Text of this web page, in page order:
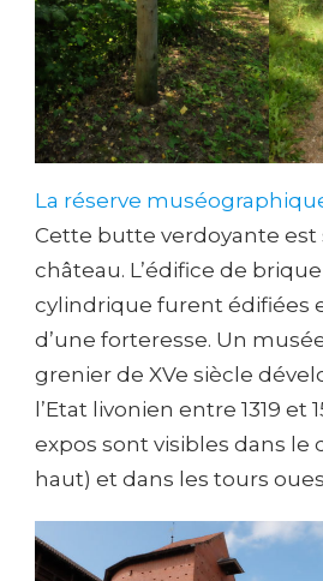
La réserve
Cette butte verdoyante est
château. L’édifice de
cylindrique furent édifiées
d’une forteresse. Un
grenier de XVe siècle
l’Etat livonien entre 1319 et
expos sont visibles dans le
haut) et dans les tours